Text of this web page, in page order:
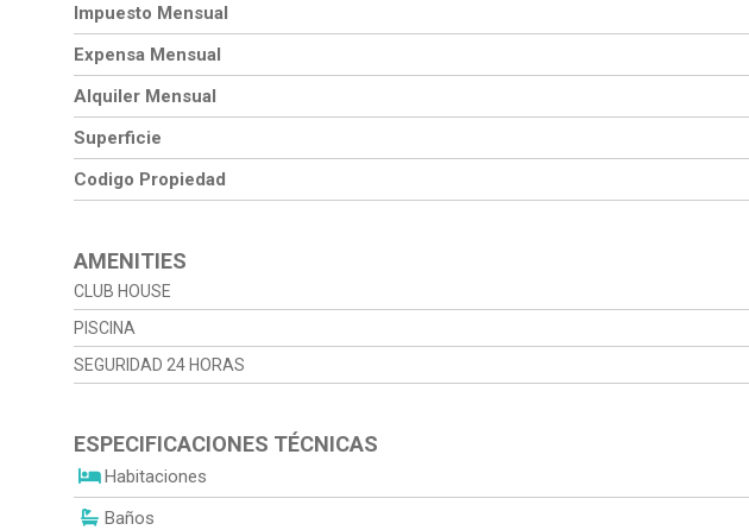
Impuesto Mensual
Expensa Mensual
Alquiler Mensual
Superficie
Codigo Propiedad
AMENITIES
CLUB HOUSE
PISCINA
SEGURIDAD 24 HORAS
ESPECIFICACIONES TÉCNICAS
Habitaciones
Baños